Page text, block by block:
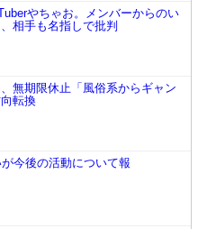
やちゃお。メンバーからのい
相手も名指しで批判
無期限休止「風俗系からギャン
転換
今後の活動について報